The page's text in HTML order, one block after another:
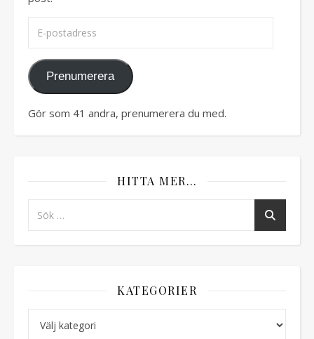
Prenumerera
Gör som 41 andra, prenumerera du med.
HITTA MER…
KATEGORIER